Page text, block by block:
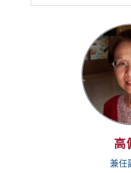
高
兼任